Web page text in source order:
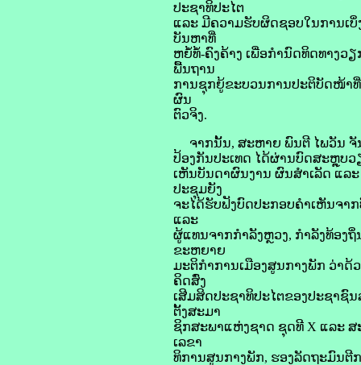
ປະຊາທິປະໄຕ
ແລະ ມີຄວາມຮັບຜິດຊອບໃນການເ
ບັນຫາທີ່
ຫຍໍ້ທໍ້-ຄົງຄ້າງ ເພື່ອກຳນົດທິດທາງວ
ພື້ນຖານ
ການຊຸກຍູ້ຂະບວນການປະຕິບັດໜ້າ
ຜົນ
ຕົວຈິງ.
ຈາກນັ້ນ, ສະຫາຍ ພົນຕີ ໄພວັນ ຈັ
ປ້ອງກັນປະເທດ ໄດ້ຜ່ານບົດສະຫຼຸບວ
ເຫັນບັນດາຜົນງານ ຜົນສຳເລັດ ແລ
ປະຊຸມຍັງ
ຈະໄດ້ຮັບຟັງບົດປະກອບຄຳເຫັນຈາ
ແລະ
ຜູ້ແທນຈາກກຳລັງຫຼວງ, ກຳລັງທ້ອງ
ຂະຫຍາຍ
ມະຕິກຳການເມືອງສູນກາງພັກ ວ່າດ້
ຄິດສົ່ງ
ເສີມສິດປະຊາທິປະໄຕຂອງປະຊາຊົ
ຕັ້ງສະມາ
ຊິກສະພາແຫ່ງຊາດ ຊຸດທີ X ແລະ
ເລຂາ
ທິການສູນກາງພັກ, ຮອງລັດຖະມົນຕີ